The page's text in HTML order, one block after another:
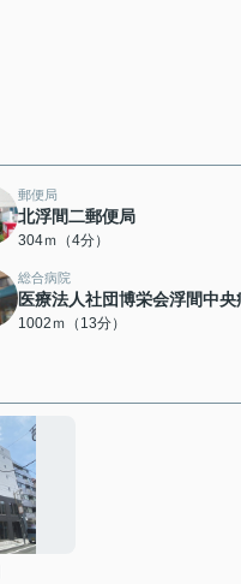
郵便局
北浮間二郵便局
304ｍ（4分）
総合病院
医療法人社団博栄会浮間中央
1002ｍ（13分）